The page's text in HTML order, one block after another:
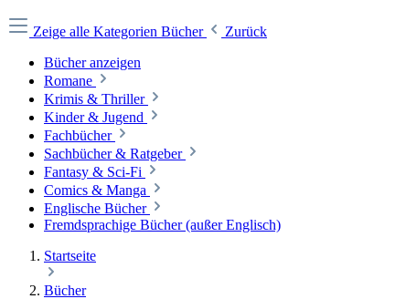
Zeige alle Kategorien Bücher
Zurück
Bücher anzeigen
Romane
Krimis & Thriller
Kinder & Jugend
Fachbücher
Sachbücher & Ratgeber
Fantasy & Sci-Fi
Comics & Manga
Englische Bücher
Fremdsprachige Bücher (außer Englisch)
Startseite
Bücher